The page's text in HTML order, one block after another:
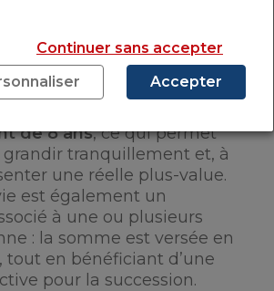
possède d’autres
de 8 ans, ce qui permet
grandir tranquillement et, à
une réelle plus-value.
est également un
à une ou plusieurs
: la somme est versée en
tout en bénéficiant d’une
pour la succession.
Continuer sans accepter
Accepter